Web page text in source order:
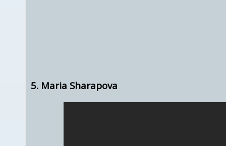
5. Maria Sharapova